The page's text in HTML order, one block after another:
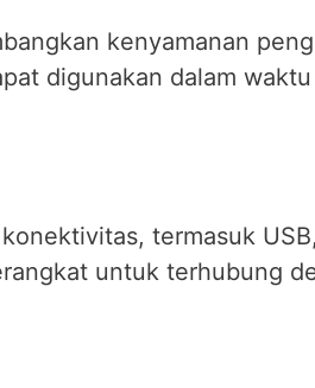
kenyamanan
digunakan dalam
termasuk
untuk terhubung